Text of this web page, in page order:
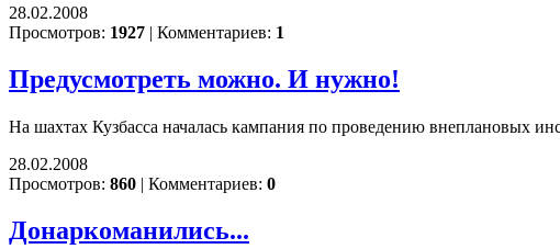
28.02.2008
Просмотров: 1927 | Комментариев: 1
Предусмотреть можно. И нужно!
На шахтах Кузбасса началась кампания по проведению внеплановых
28.02.2008
Просмотров: 860 | Комментариев: 0
Донаркоманились...